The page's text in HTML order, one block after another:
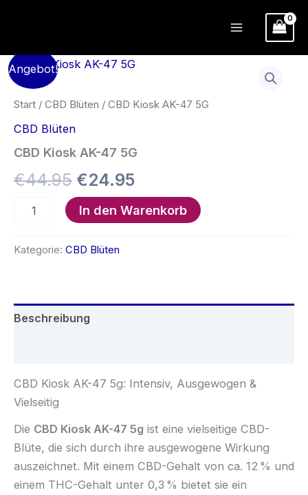
Angebot!
Start / CBD Blüten / CBD Kiosk AK-47 5G
CBD Blüten
CBD Kiosk AK-47 5G
€44.95 Ursprünglicher
Preis
€24.95
Preis
Kiosk
47
In den Warenkorb
Kategorie: CBD Blüten
Beschreibung
CBD Kiosk AK-47 5g: Intensiv, Ausgewogen &
Vielseitig
Die CBD Kiosk AK-47 5g ist eine vielseitige CBD-
Blüte, die sich durch ihre ausgewogene Wirkung
auszeichnet. Mit einem CBD-Gehalt von ca. 12 % und
einem THC-Gehalt unter 0,3 % bietet sie ein